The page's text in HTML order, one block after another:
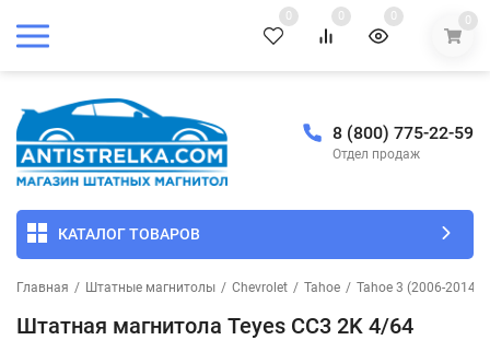
0 0 0 0
8 (800) 775-22-59
Отдел продаж
КАТАЛОГ ТОВАРОВ
Главная / Штатные магнитолы / Chevrolet / Tahoe / Tahoe 3 (2006-2014)
Штатная магнитола Teyes CC3 2K 4/64